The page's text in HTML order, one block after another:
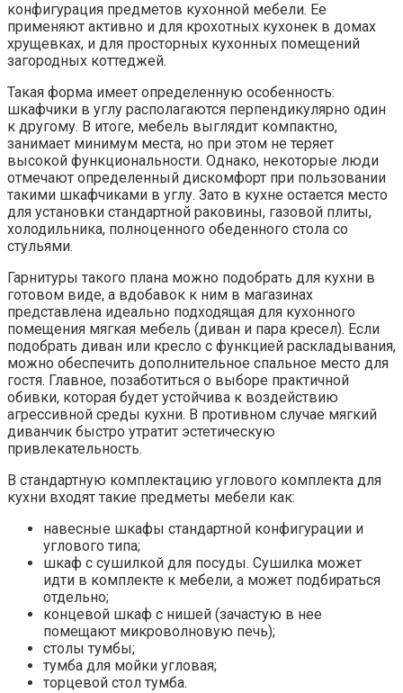
конфигурация предметов кухонной мебели. Ее
применяют активно и для крохотных кухонек в домах
хрущевках, и для просторных кухонных помещений
загородных коттеджей.
Такая форма имеет определенную особенность:
шкафчики в углу располагаются перпендикулярно один
к другому. В итоге, мебель выглядит компактно,
занимает минимум места, но при этом не теряет
высокой функциональности. Однако, некоторые люди
отмечают определенный дискомфорт при пользовании
такими шкафчиками в углу. Зато в кухне остается место
для установки стандартной раковины, газовой плиты,
холодильника, полноценного обеденного стола со
стульями.
Гарнитуры такого плана можно подобрать для кухни в
готовом виде, а вдобавок к ним в магазинах
представлена идеально подходящая для кухонного
помещения мягкая мебель (диван и пара кресел). Если
подобрать диван или кресло с функцией раскладывания,
можно обеспечить дополнительное спальное место для
гостя. Главное, позаботиться о выборе практичной
обивки, которая будет устойчива к воздействию
агрессивной среды кухни. В противном случае мягкий
диванчик быстро утратит эстетическую
привлекательность.
В стандартную комплектацию углового комплекта для
кухни входят такие предметы мебели как:
навесные шкафы стандартной конфигурации и
углового типа;
шкаф с сушилкой для посуды. Сушилка может
идти в комплекте к мебели, а может подбираться
отдельно;
концевой шкаф с нишей (зачастую в нее
помещают микроволновую печь);
столы тумбы;
тумба для мойки угловая;
торцевой стол тумба.